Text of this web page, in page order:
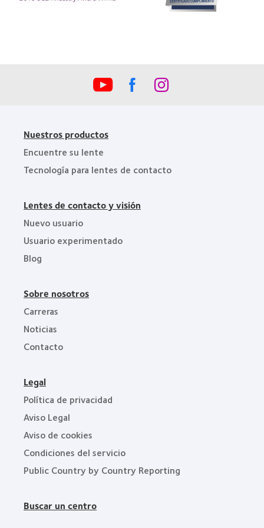
Nuestros productos
Encuentre su lente
Tecnología para lentes de contacto
Lentes de contacto y visión
Nuevo usuario
Usuario experimentado
Blog
Sobre nosotros
Carreras
Noticias
Contacto
Legal
Política de privacidad
Aviso Legal
Aviso de cookies
Condiciones del servicio
Public Country by Country Reporting
Buscar un centro